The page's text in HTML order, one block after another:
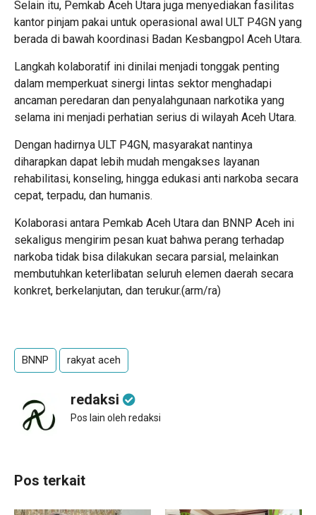
Selain itu, Pemkab Aceh Utara juga menyediakan fasilitas
kantor pinjam pakai untuk operasional awal ULT P4GN yang
berada di bawah koordinasi Badan Kesbangpol Aceh Utara.
Langkah kolaboratif ini dinilai menjadi tonggak penting
dalam memperkuat sinergi lintas sektor menghadapi
ancaman peredaran dan penyalahgunaan narkotika yang
selama ini menjadi perhatian serius di wilayah Aceh Utara.
Dengan hadirnya ULT P4GN, masyarakat nantinya
diharapkan dapat lebih mudah mengakses layanan
rehabilitasi, konseling, hingga edukasi anti narkoba secara
cepat, terpadu, dan humanis.
Kolaborasi antara Pemkab Aceh Utara dan BNNP Aceh ini
sekaligus mengirim pesan kuat bahwa perang terhadap
narkoba tidak bisa dilakukan secara parsial, melainkan
membutuhkan keterlibatan seluruh elemen daerah secara
konkret, berkelanjutan, dan terukur.(arm/ra)
BNNP rakyat aceh
redaksi
Pos lain oleh redaksi
Pos terkait